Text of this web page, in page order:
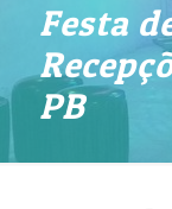
Festa
PB